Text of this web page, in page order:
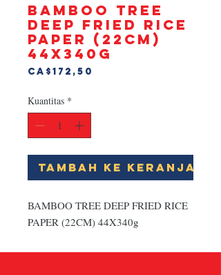
BAMBOO TREE
DEEP FRIED RICE
PAPER (22CM)
44X340g
CA$172,50
Kuantitas *
Tambah ke Keranjang
BAMBOO TREE DEEP FRIED RICE
PAPER (22CM) 44X340g